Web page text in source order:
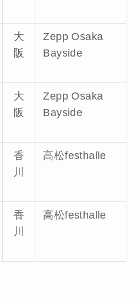
大
阪
Zepp Osaka
Bayside
大
阪
Zepp Osaka
Bayside
香
川
高松festhalle
香
川
高松festhalle